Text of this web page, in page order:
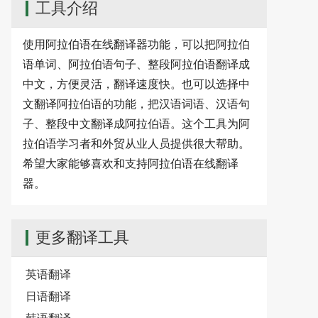
工具介绍
使用阿拉伯语在线翻译器功能，可以把阿拉伯
语单词、阿拉伯语句子、整段阿拉伯语翻译成
中文，方便灵活，翻译速度快。也可以选择中
文翻译阿拉伯语的功能，把汉语词语、汉语句
子、整段中文翻译成阿拉伯语。这个工具为阿
拉伯语学习者和外贸从业人员提供很大帮助。
希望大家能够喜欢和支持阿拉伯语在线翻译
器。
更多翻译工具
英语翻译
日语翻译